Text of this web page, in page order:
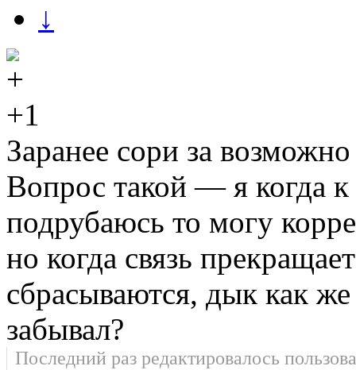
↓
+1
Заранее сори за
Вопрос такой — я когда
подрубаюсь то могу
но когда связь
сбрасываются, дык как
забывал?
Последний раз редактировалось